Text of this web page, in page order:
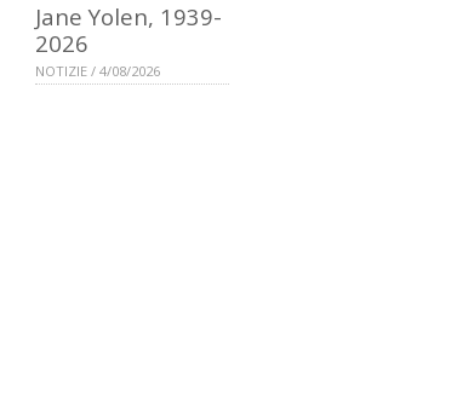
Jane Yolen, 1939-
2026
NOTIZIE / 4/08/2026